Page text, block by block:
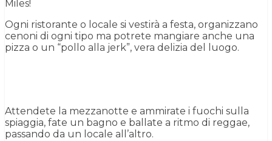
Miles!
Ogni ristorante o locale si vestirà a festa, organizzano
cenoni di ogni tipo ma potrete mangiare anche una
pizza o un “pollo alla jerk”, vera delizia del luogo.
Attendete la mezzanotte e ammirate i fuochi sulla
spiaggia, fate un bagno e ballate a ritmo di reggae,
passando da un locale all’altro.